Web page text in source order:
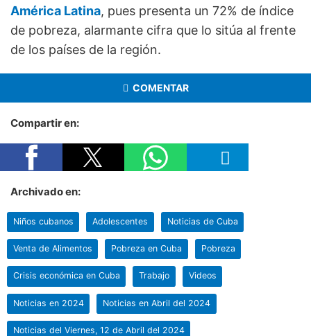
América Latina, pues presenta un 72% de índice
de pobreza, alarmante cifra que lo sitúa al frente
de los países de la región.
COMENTAR
Compartir en:
Archivado en:
Niños cubanos Adolescentes Noticias de Cuba
Venta de Alimentos Pobreza en Cuba Pobreza
Crisis económica en Cuba Trabajo Videos
Noticias en 2024 Noticias en Abril del 2024
Noticias del Viernes, 12 de Abril del 2024